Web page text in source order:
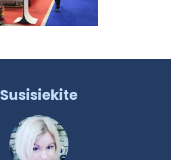
Susisiekite